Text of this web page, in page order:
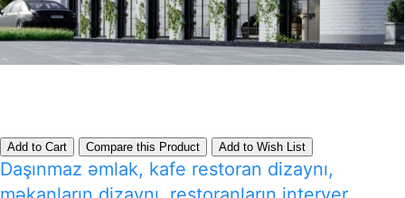
Add to Cart Compare this Product Add to Wish List
Daşınmaz əmlak, kafe restoran dizaynı,